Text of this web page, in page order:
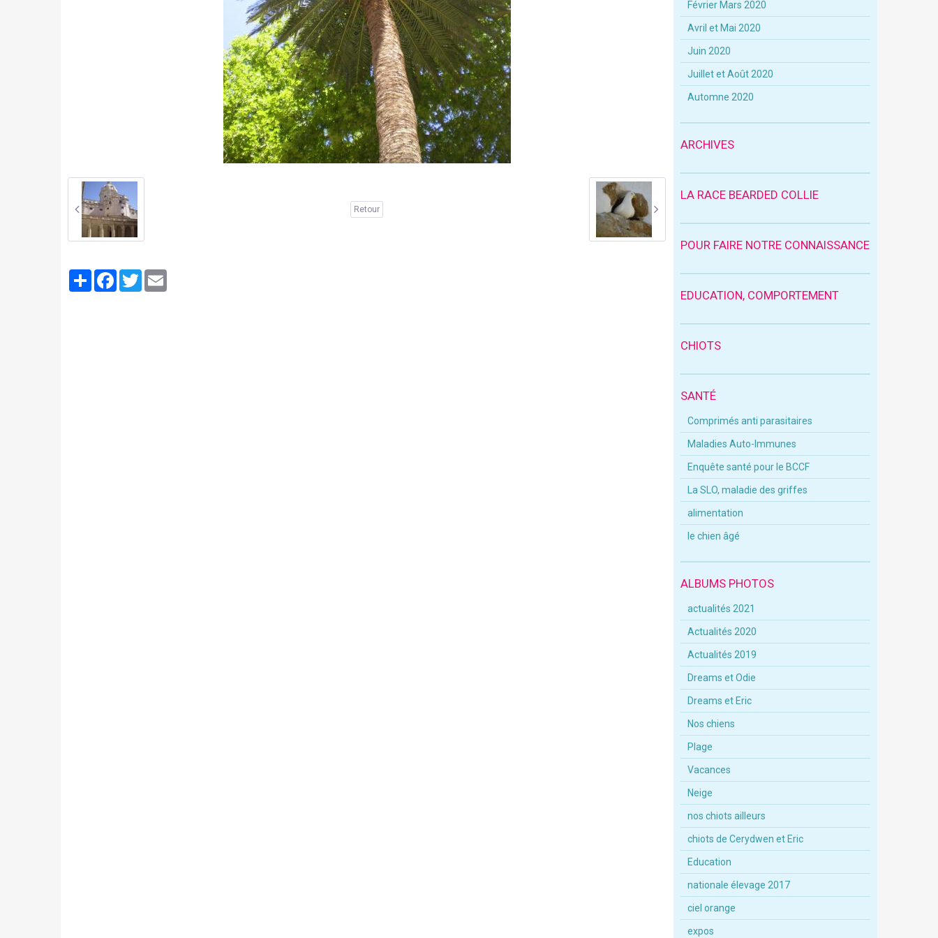
Retour
PartagerFacebook
Twitter
Février Mars 2020
Avril et Mai 2020
Juin 2020
Juillet et Août 2020
Automne 2020
ARCHIVES
LA RACE BEARDED COLLIE
POUR FAIRE NOTRE CONNAISSANCE
EDUCATION, COMPORTEMENT
CHIOTS
SANTÉ
Comprimés anti parasitaires
Maladies Auto-Immunes
Enquête santé pour le BCCF
La SLO, maladie des griffes
alimentation
le chien âgé
ALBUMS PHOTOS
actualités 2021
Actualités 2020
Actualités 2019
Dreams et Odie
Dreams et Eric
Nos chiens
Plage
Vacances
Neige
nos chiots ailleurs
chiots de Cerydwen et Eric
Education
nationale élevage 2017
ciel orange
expos